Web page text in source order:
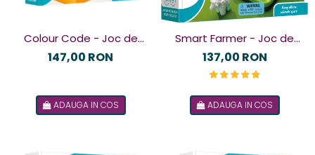
Colour Code - Joc de
logică
147,00 RON
ADAUGA IN COS
Smart Farmer - Joc de
logică
137,00 RON
ADAUGA IN COS